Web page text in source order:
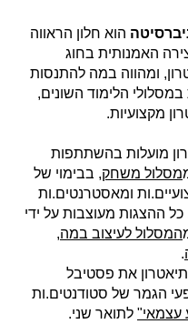
הוא חלון הראווה
האמנותית בחוג
ומהווה במה להתנסות
הלימוד השונים,
מקצועיות.
מועלות בהשתתפות
מסלול משחק, בבימוי של
ומאסטרנטים.ות
כל ההצגות מעוצבות על ידי
המסלול לעיצוב במה,
.
את פסטיבל
הגמר של סטודנטים.ות
עצמאי" לתואר שני.